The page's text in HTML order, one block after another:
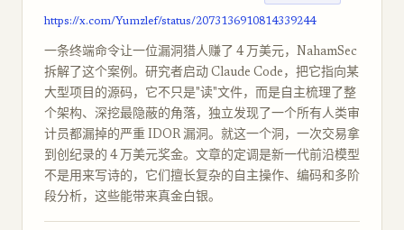
https://x.com/Yumzlef/status/2073136910814339244
一条终端命令让一位漏洞猎人赚了 4 万美元，NahamSec
拆解了这个案例。研究者启动 Claude Code，把它指向某
大型项目的源码，它不只是"读"文件，而是自主梳理了整
个架构、深挖最隐蔽的角落，独立发现了一个所有人类审
计员都漏掉的严重 IDOR 漏洞。就这一个洞，一次交易拿
到创纪录的 4 万美元奖金。文章的定调是新一代前沿模型
不是用来写诗的，它们擅长复杂的自主操作、编码和多阶
段分析，这些能带来真金白银。